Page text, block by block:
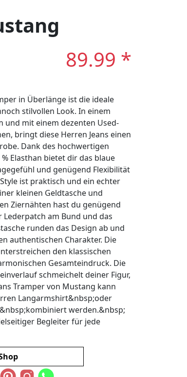
89.99 *
in Überlänge ist die ideale
stilvollen Look. In einem
und mit einem dezenten Used-
bringt diese Herren Jeans einen
Dank des hochwertigen
Elasthan bietet dir das blaue
und genügend Flexibilität
ist praktisch und ein echter
kleinen Geldtasche und
Ziernähten hast du genügend
am Bund und das
runden das Design ab und
authentischen Charakter. Die
den klassischen
Gesamteindruck. Die
schmeichelt deiner Figur,
Tramper von Mustang kann
Langarmshirt&nbsp;oder
werden.&nbsp;
Begleiter für jede